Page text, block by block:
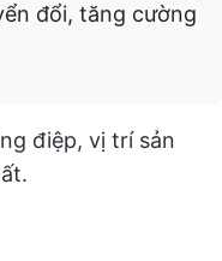
đổi, tăng cường
điệp, vị trí sản